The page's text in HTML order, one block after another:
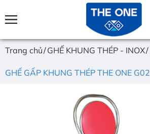
Trang chủ GHẾ KHUNG THÉP - INOX
GHẾ GẤP KHUNG THÉP THE ONE G02